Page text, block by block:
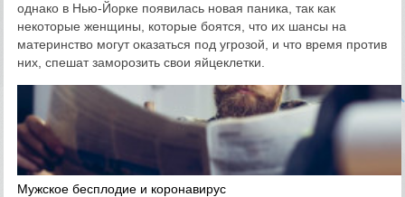
однако в Нью-Йорке появилась новая паника, так как
некоторые женщины, которые боятся, что их шансы на
материнство могут оказаться под угрозой, и что время против
них, спешат заморозить свои яйцеклетки.
Мужское бесплодие и коронавирус